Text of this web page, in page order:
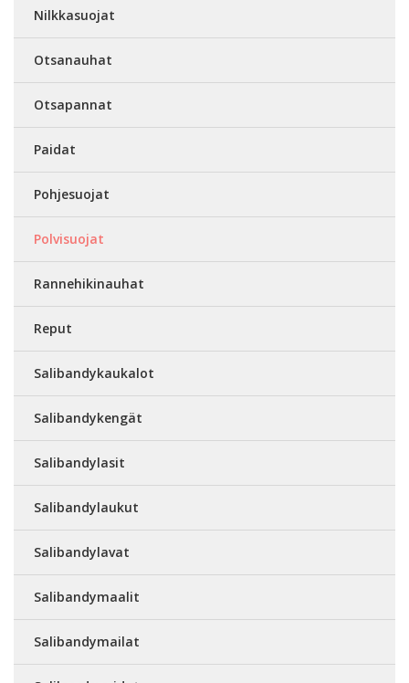
Nilkkasuojat
Otsanauhat
Otsapannat
Paidat
Pohjesuojat
Polvisuojat
Rannehikinauhat
Reput
Salibandykaukalot
Salibandykengät
Salibandylasit
Salibandylaukut
Salibandylavat
Salibandymaalit
Salibandymailat